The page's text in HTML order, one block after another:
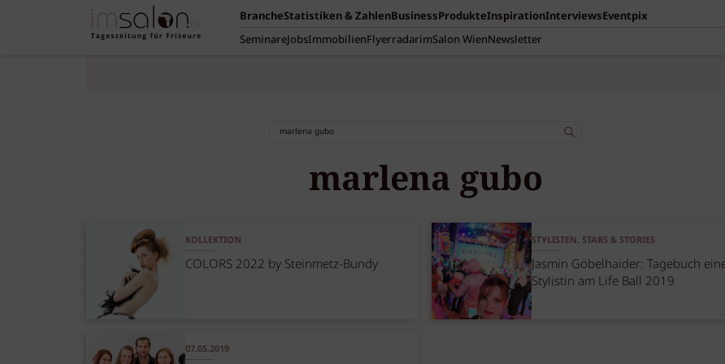
BrancheStatistiken & ZahlenBusinessProdukteInspirationInterviewsEventpix
SeminareJobsImmobilienFlyerradarimSalon WienNewsletter
marlena gubo
KOLLEKTION
COLORS 2022 by Steinmetz-Bundy
STYLISTEN, STARS & STORIES
Jasmin Göbelhaider: Tagebuch
Stylistin am Life Ball 2019
07.05.2019